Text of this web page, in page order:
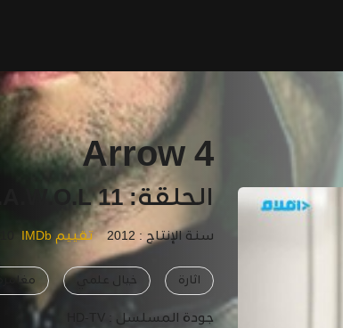
Arrow 4
الحلقة: 11 A.W.O.L.
سنة الإنتاج : 2012 تقييم IMDb
اثارة خيال علمي مغامرة
جودة المسلسل : HD-TV